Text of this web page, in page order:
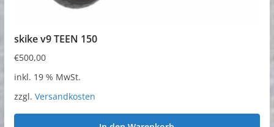
skike v9 TEEN 150
€500,00
inkl. 19 % MwSt.
zzgl. Versandkosten